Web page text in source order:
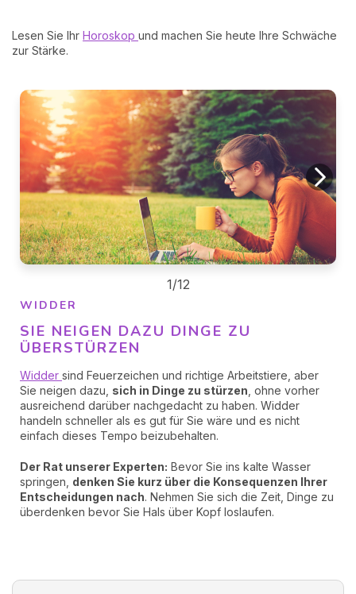
Lesen Sie Ihr Horoskop und machen Sie heute Ihre Schwäche
zur Stärke.
WIDDER
SIE NEIGEN DAZU DINGE ZU
ÜBERSTÜRZEN
Widder sind Feuerzeichen und richtige Arbeitstiere, aber
Sie neigen dazu, sich in Dinge zu stürzen , ohne vorher
ausreichend darüber nachgedacht zu haben. Widder
handeln schneller als es gut für Sie wäre und es nicht
einfach dieses Tempo beizubehalten.
Der Rat unserer Experten: Bevor Sie ins kalte Wasser
springen, denken Sie kurz über die Konsequenzen Ihrer
Entscheidungen nach. Nehmen Sie sich die Zeit, Dinge zu
überdenken bevor Sie Hals über Kopf loslaufen.
1/12